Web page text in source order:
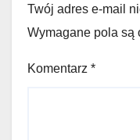
Twój adres e-mail
Wymagane pola są
Komentarz *